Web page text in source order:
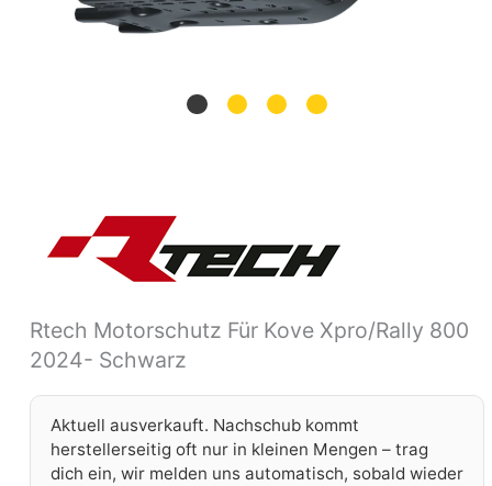
Rtech Motorschutz Für Kove Xpro/Rally 800
2024- Schwarz
Aktuell ausverkauft. Nachschub kommt
herstellerseitig oft nur in kleinen Mengen – trag
dich ein, wir melden uns automatisch, sobald wieder